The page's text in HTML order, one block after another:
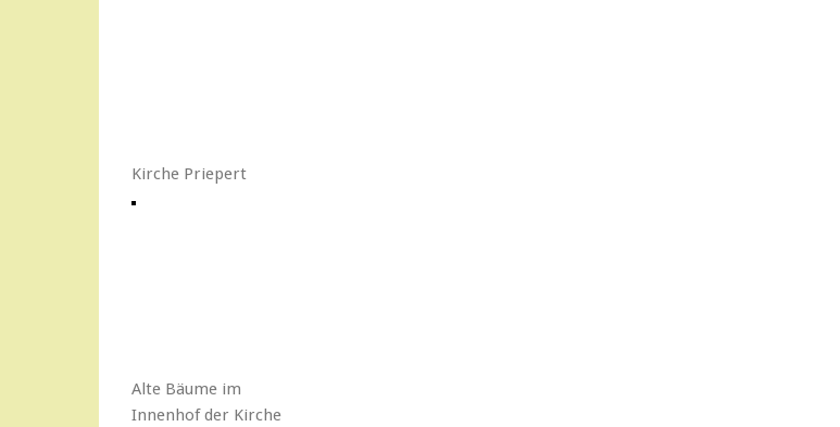
Kirche Priepert
Alte Bäume im
Innenhof der Kirche